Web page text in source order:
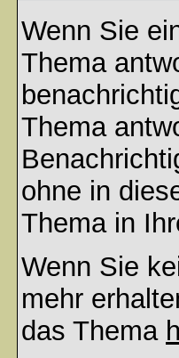
Wenn Sie
Thema
Thema
ohne in
Thema in
Wenn Sie
mehr
das Thema